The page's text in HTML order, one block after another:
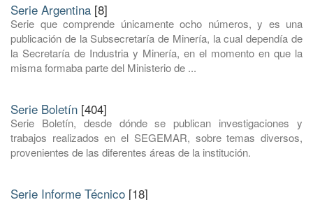
Serie Argentina [8]
Serie que comprende únicamente ocho números, y es una
publicación de la Subsecretaría de Minería, la cual dependía de
la Secretaría de Industria y Minería, en el momento en que la
misma formaba parte del Ministerio de ...
Serie Boletín [404]
Serie Boletín, desde dónde se publican investigaciones y
trabajos realizados en el SEGEMAR, sobre temas diversos,
provenientes de las diferentes áreas de la institución.
Serie Informe Técnico [18]